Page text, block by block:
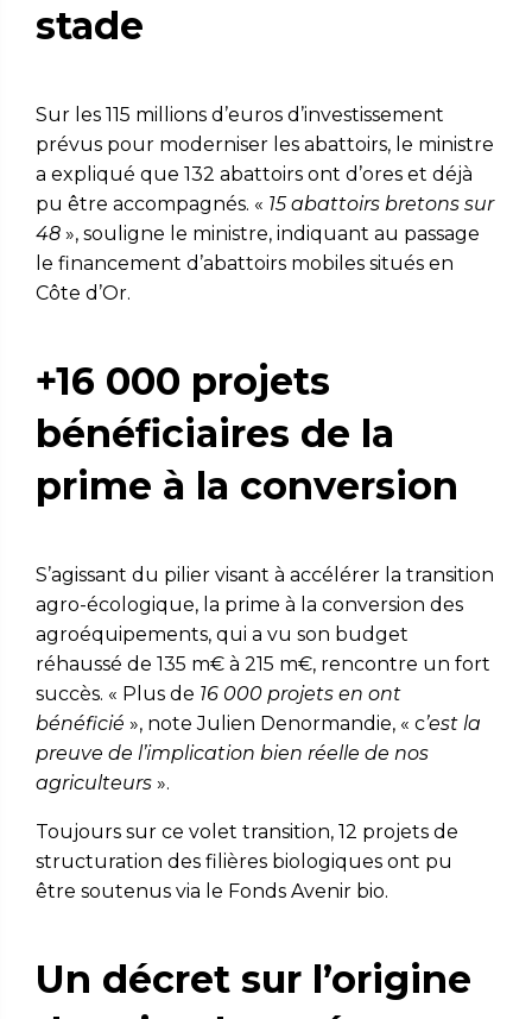
stade
Sur les 115 millions d’euros d’investissement
prévus pour moderniser les abattoirs, le ministre
a expliqué que 132 abattoirs ont d’ores et déjà
pu être accompagnés. « 15 abattoirs bretons sur
48 », souligne le ministre, indiquant au passage
le financement d’abattoirs mobiles situés en
Côte d’Or.
+16 000 projets
bénéficiaires de la
prime à la conversion
S’agissant du pilier visant à accélérer la transition
agro-écologique, la prime à la conversion des
agroéquipements, qui a vu son budget
réhaussé de 135 m€ à 215 m€, rencontre un fort
succès. « Plus de 16 000 projets en ont
bénéficié », note Julien Denormandie, « c’est la
preuve de l’implication bien réelle de nos
agriculteurs ».
Toujours sur ce volet transition, 12 projets de
structuration des filières biologiques ont pu
être soutenus via le Fonds Avenir bio.
Un décret sur l’origine